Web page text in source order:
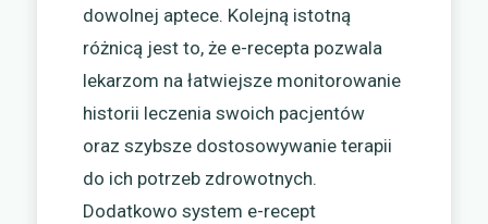
dowolnej aptece. Kolejną istotną
różnicą jest to, że e-recepta pozwala
lekarzom na łatwiejsze monitorowanie
historii leczenia swoich pacjentów
oraz szybsze dostosowywanie terapii
do ich potrzeb zdrowotnych.
Dodatkowo system e-recept